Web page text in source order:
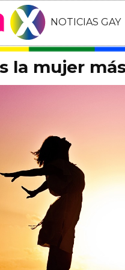
NOTICIAS GAY
la mujer